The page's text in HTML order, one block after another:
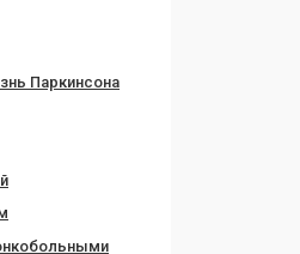
Паркинсона